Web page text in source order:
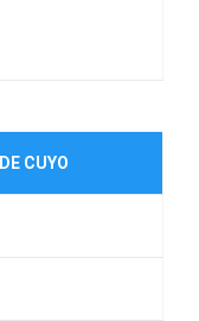
CUYO